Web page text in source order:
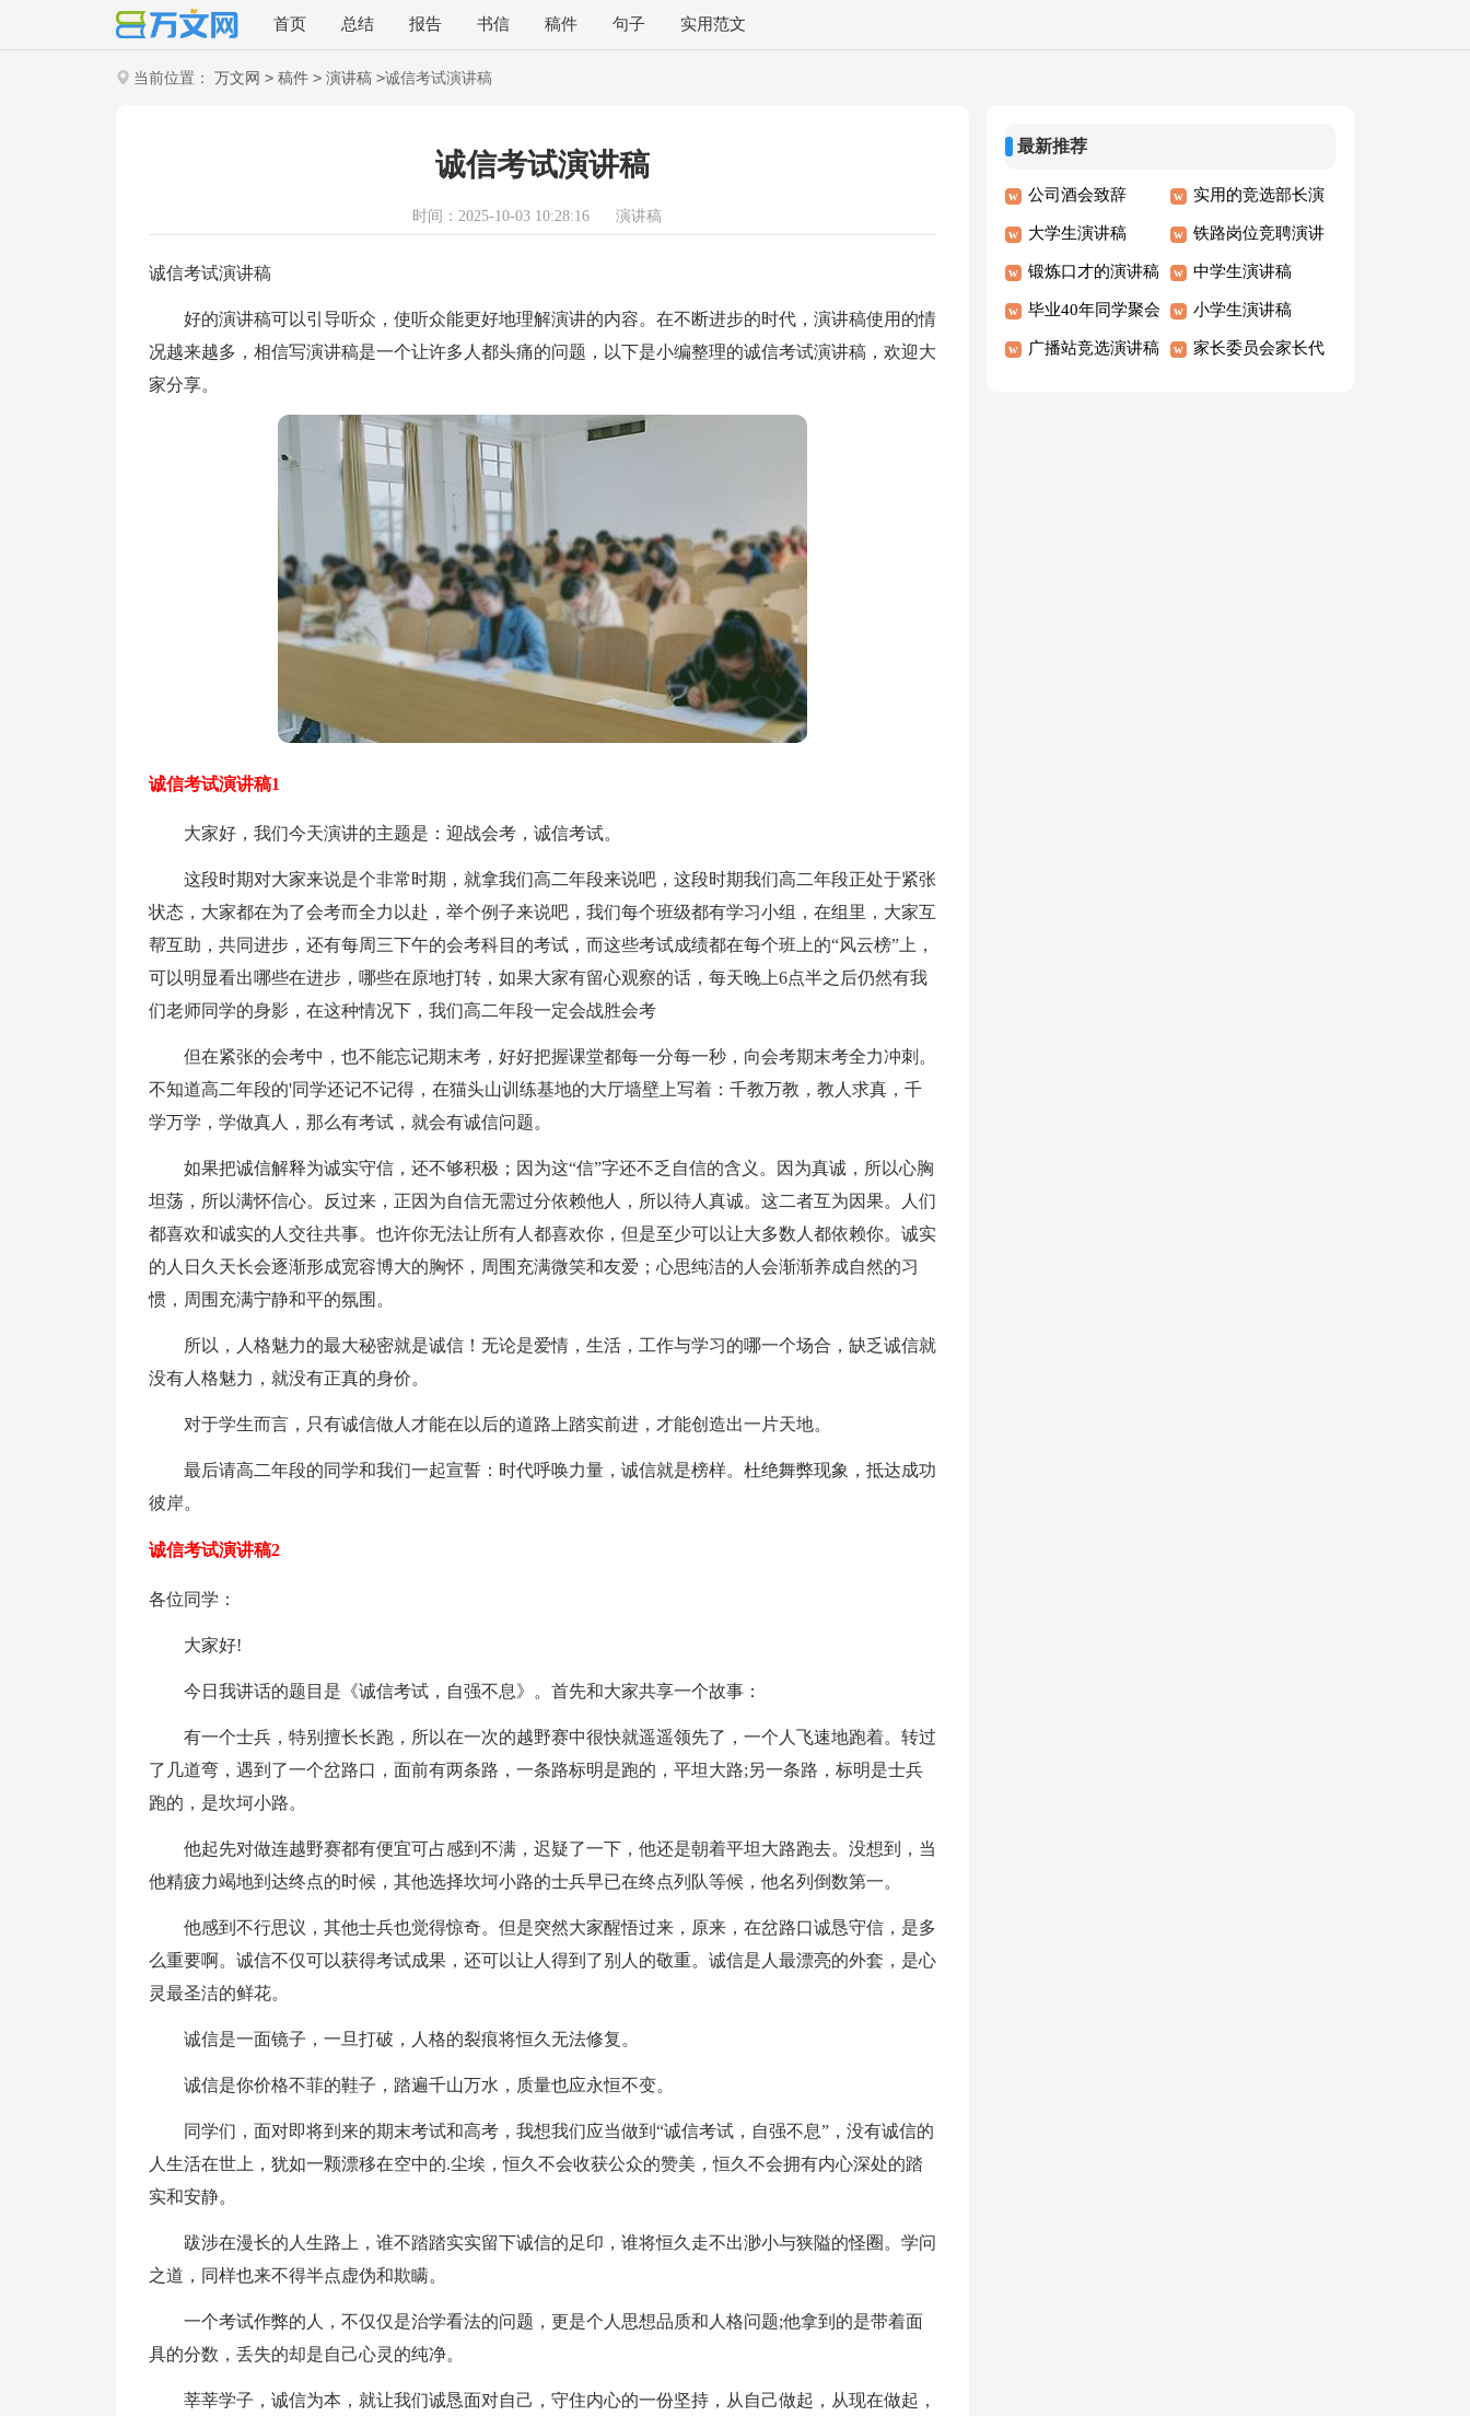
首页 总结 报告 书信 稿件 句子 实用范文
当前位置： 万文网 > 稿件 > 演讲稿 >诚信考试演讲稿
诚信考试演讲稿
时间：2025-10-03 10:28:16 演讲稿
诚信考试演讲稿
好的演讲稿可以引导听众，使听众能更好地理解演讲的内容。在不断进步的时代，演讲稿使用的情
况越来越多，相信写演讲稿是一个让许多人都头痛的问题，以下是小编整理的诚信考试演讲稿，欢迎大
家分享。
诚信考试演讲稿1
大家好，我们今天演讲的主题是：迎战会考，诚信考试。
这段时期对大家来说是个非常时期，就拿我们高二年段来说吧，这段时期我们高二年段正处于紧张
状态，大家都在为了会考而全力以赴，举个例子来说吧，我们每个班级都有学习小组，在组里，大家互
帮互助，共同进步，还有每周三下午的会考科目的考试，而这些考试成绩都在每个班上的“风云榜”上，
可以明显看出哪些在进步，哪些在原地打转，如果大家有留心观察的话，每天晚上6点半之后仍然有我
们老师同学的身影，在这种情况下，我们高二年段一定会战胜会考
但在紧张的会考中，也不能忘记期末考，好好把握课堂都每一分每一秒，向会考期末考全力冲刺。
不知道高二年段的'同学还记不记得，在猫头山训练基地的大厅墙壁上写着：千教万教，教人求真，千
学万学，学做真人，那么有考试，就会有诚信问题。
如果把诚信解释为诚实守信，还不够积极；因为这“信”字还不乏自信的含义。因为真诚，所以心胸
坦荡，所以满怀信心。反过来，正因为自信无需过分依赖他人，所以待人真诚。这二者互为因果。人们
都喜欢和诚实的人交往共事。也许你无法让所有人都喜欢你，但是至少可以让大多数人都依赖你。诚实
的人日久天长会逐渐形成宽容博大的胸怀，周围充满微笑和友爱；心思纯洁的人会渐渐养成自然的习
惯，周围充满宁静和平的氛围。
所以，人格魅力的最大秘密就是诚信！无论是爱情，生活，工作与学习的哪一个场合，缺乏诚信就
没有人格魅力，就没有正真的身价。
对于学生而言，只有诚信做人才能在以后的道路上踏实前进，才能创造出一片天地。
最后请高二年段的同学和我们一起宣誓：时代呼唤力量，诚信就是榜样。杜绝舞弊现象，抵达成功
彼岸。
诚信考试演讲稿2
各位同学：
大家好!
今日我讲话的题目是《诚信考试，自强不息》。首先和大家共享一个故事：
有一个士兵，特别擅长长跑，所以在一次的越野赛中很快就遥遥领先了，一个人飞速地跑着。转过
了几道弯，遇到了一个岔路口，面前有两条路，一条路标明是跑的，平坦大路;另一条路，标明是士兵
跑的，是坎坷小路。
他起先对做连越野赛都有便宜可占感到不满，迟疑了一下，他还是朝着平坦大路跑去。没想到，当
他精疲力竭地到达终点的时候，其他选择坎坷小路的士兵早已在终点列队等候，他名列倒数第一。
他感到不行思议，其他士兵也觉得惊奇。但是突然大家醒悟过来，原来，在岔路口诚恳守信，是多
么重要啊。诚信不仅可以获得考试成果，还可以让人得到了别人的敬重。诚信是人最漂亮的外套，是心
灵最圣洁的鲜花。
诚信是一面镜子，一旦打破，人格的裂痕将恒久无法修复。
诚信是你价格不菲的鞋子，踏遍千山万水，质量也应永恒不变。
同学们，面对即将到来的期末考试和高考，我想我们应当做到“诚信考试，自强不息”，没有诚信的
人生活在世上，犹如一颗漂移在空中的.尘埃，恒久不会收获公众的赞美，恒久不会拥有内心深处的踏
实和安静。
跋涉在漫长的人生路上，谁不踏踏实实留下诚信的足印，谁将恒久走不出渺小与狭隘的怪圈。学问
之道，同样也来不得半点虚伪和欺瞒。
一个考试作弊的人，不仅仅是治学看法的问题，更是个人思想品质和人格问题;他拿到的是带着面
具的分数，丢失的却是自己心灵的纯净。
莘莘学子，诚信为本，就让我们诚恳面对自己，守住内心的一份坚持，从自己做起，从现在做起，
最新推荐
公司酒会致辞 实用的竞选部长演
讲稿
大学生演讲稿 铁路岗位竞聘演讲
稿
锻炼口才的演讲稿 中学生演讲稿
毕业40年同学聚会
发言稿
小学生演讲稿
广播站竞选演讲稿 家长委员会家长代